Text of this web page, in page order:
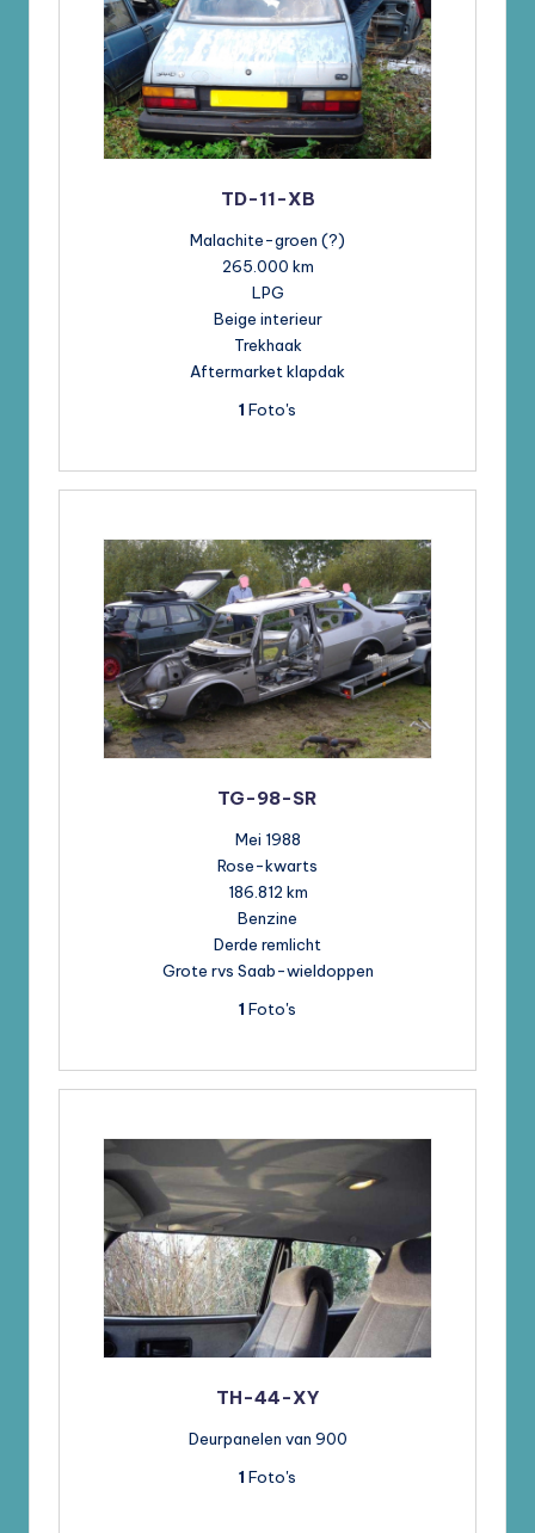
TD-11-XB
Malachite-groen (?)
265.000 km
LPG
Beige interieur
Trekhaak
Aftermarket klapdak
1 Foto's
TG-98-SR
Mei 1988
Rose-kwarts
186.812 km
Benzine
Derde remlicht
Grote rvs Saab-wieldoppen
1 Foto's
TH-44-XY
Deurpanelen van 900
1 Foto's